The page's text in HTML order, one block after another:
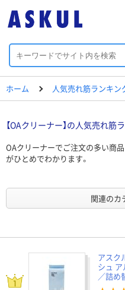
ホーム 人気売れ筋ランキン
【OAクリーナー】の人気売れ筋
OAクリーナーでご注文の多い商
がひとめでわかります。
関連のカ
アスク
シュ ア
／詰め